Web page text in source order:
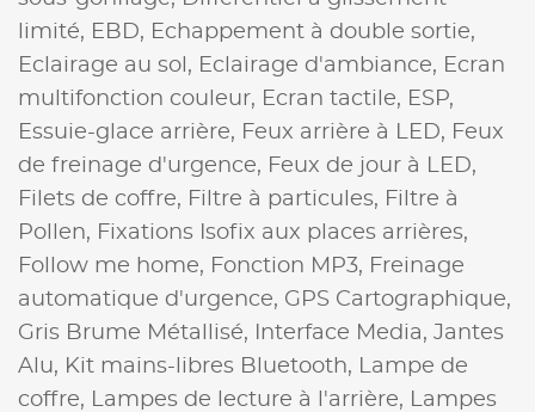
limité, EBD, Echappement à double sortie,
Eclairage au sol, Eclairage d'ambiance, Ecran
multifonction couleur, Ecran tactile, ESP,
Essuie-glace arrière, Feux arrière à LED, Feux
de freinage d'urgence, Feux de jour à LED,
Filets de coffre, Filtre à particules, Filtre à
Pollen, Fixations Isofix aux places arrières,
Follow me home, Fonction MP3, Freinage
automatique d'urgence, GPS Cartographique,
Gris Brume Métallisé,
Interface Media, Jantes
Alu, Kit mains-libres Bluetooth,
Lampe de
coffre,
Lampes de lecture à l'arrière,
Lampes